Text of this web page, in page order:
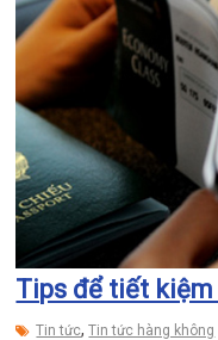
Tips để tiết
Tin tức,Tin tức hàng không